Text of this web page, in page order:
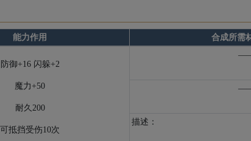
能力作用 合成所需
防御+16 闪躲+2
魔力+50
耐久200
可抵挡受伤10次
描述：